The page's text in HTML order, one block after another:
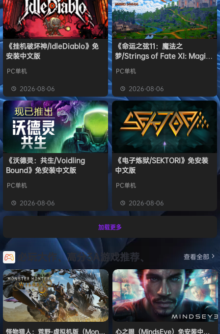
《挂机破坏神/IdleDiablo》免
安装中文版
PC单机
2026-08-06
《命运之弦11：魔法之
梦/Strings of Fate XI: Magic
PC单机
2026-08-06
《沃德灵：共生/Voidling
Bound》免安装中文版
PC单机
2026-08-06
《电子炼狱/SEKTORI》免安装
中文版
PC单机
2026-08-06
加载更多
必玩大作、高分3A游戏推荐、 查看全部
怪物猎人：荒野-虚拟机版（Monster Hunter Wilds HYPERVISOR）免安
心之眼（MindsEye）免安装中文版